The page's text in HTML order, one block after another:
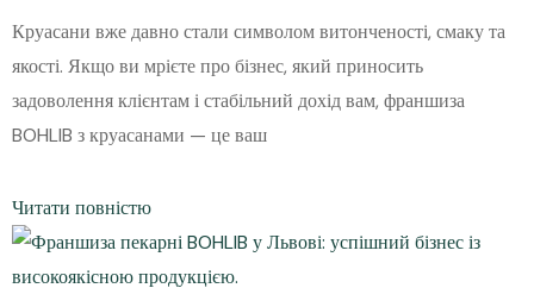
Круасани вже давно стали символом витонченості, смаку та
якості. Якщо ви мрієте про бізнес, який приносить
задоволення клієнтам і стабільний дохід вам, франшиза
BOHLIB з круасанами — це ваш
Читати повністю